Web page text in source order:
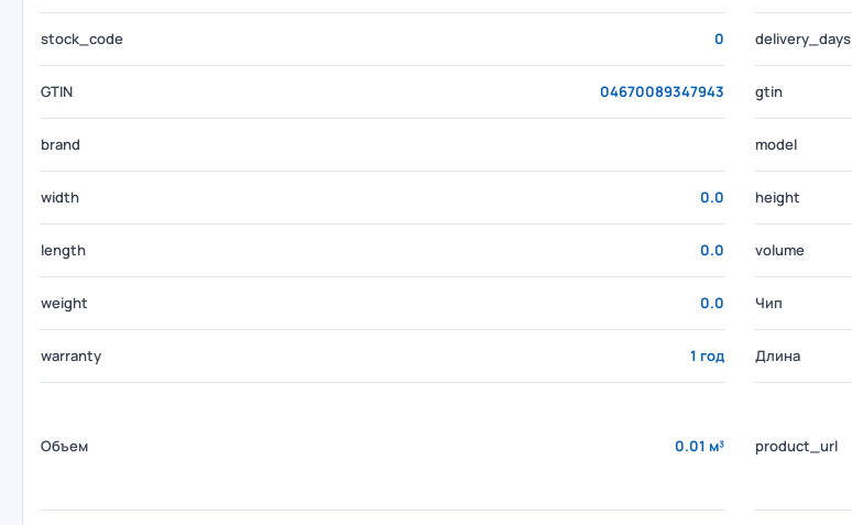
stock_code 0 delivery_days
GTIN 04670089347943 gtin
brand model
width 0.0 height
length 0.0 volume
weight 0.0 Чип
warranty 1 год Длина
Объем 0.01 м³ product_url